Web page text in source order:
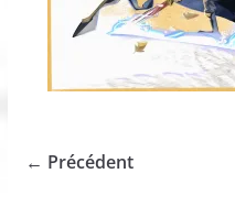
← Précédent